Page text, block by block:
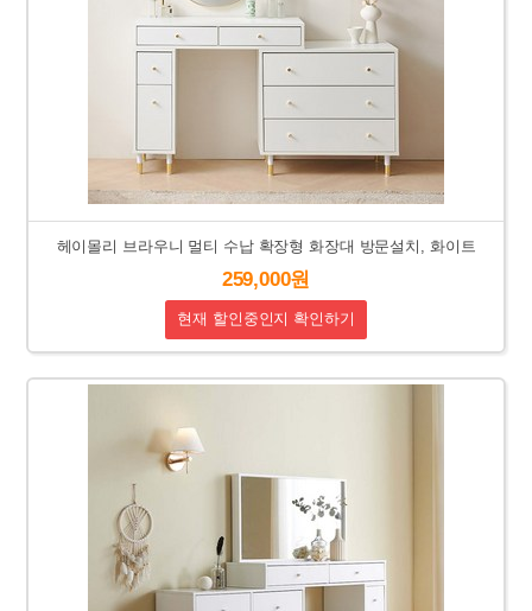
헤이몰리 브라우니 멀티 수납 확장형 화장대 방문설치, 화이트
259,000원
현재 할인중인지 확인하기